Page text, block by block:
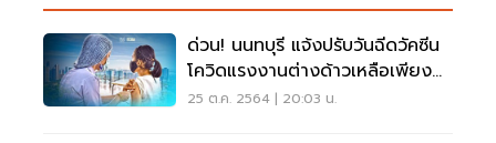
ด่วน! นนทบุรี แจ้งปรับวันฉีดวัคซีน
โควิดแรงงานต่างด้าวเหลือเพียง
29-30 ต.ค.
25 ต.ค. 2564 | 20:03 น.